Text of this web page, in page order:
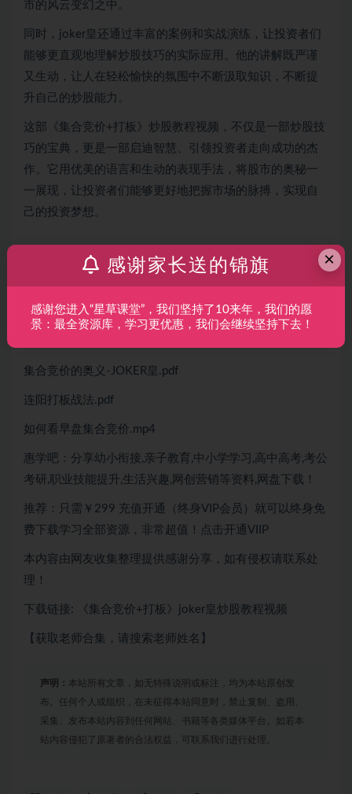
市的风云变幻之中。
同时，joker皇还通过丰富的案例和实战演练，让投资者们
能够更直观地理解炒股技巧的实际应用。他的讲解既严谨
又生动，让人在轻松愉快的氛围中不断汲取知识，不断提
升自己的炒股能力。
这部《集合竞价+打板》炒股教程视频，不仅是一部炒股技
巧的宝典，更是一部启迪智慧、引领投资者走向成功的杰
作。它用优美的语言和生动的表现手法，将股市的奥秘一
一展现，让投资者们能够更好地把握市场的脉搏，实现自
己的投资梦想。
课程内容目录：
JOKER皇【涨停板打板逻辑手法全解析】.pdf
集合竞价的奥义-JOKER皇.pdf
连阳打板战法.pdf
如何看早盘集合竞价.mp4
惠学吧：分享幼小衔接,亲子教育,中小学学习,高中高考,考公
考研,职业技能提升,生活兴趣,网创营销等资料,网盘下载！
推荐：只需￥299 充值开通（终身VIP会员）就可以终身免
费下载学习全部资源，非常超值！点击开通VIIP
本内容由网友收集整理提供感谢分享，如有侵权请联系处
理！
下载链接: 《集合竞价+打板》joker皇炒股教程视频
【获取老师合集，请搜索老师姓名】
声明： 本站所有文章，如无特殊说明或标注，均为本站原创发
布。任何个人或组织，在未征得本站同意时，禁止复制、盗用、
采集、发布本站内容到任何网站、书籍等各类媒体平台。如若本
站内容侵犯了原著者的合法权益，可联系我们进行处理。
×
感谢家长送的锦旗
感谢您进入“星草课堂”，我们坚持了10来年，我们的愿
景：最全资源库，学习更优惠，我们会继续坚持下去！